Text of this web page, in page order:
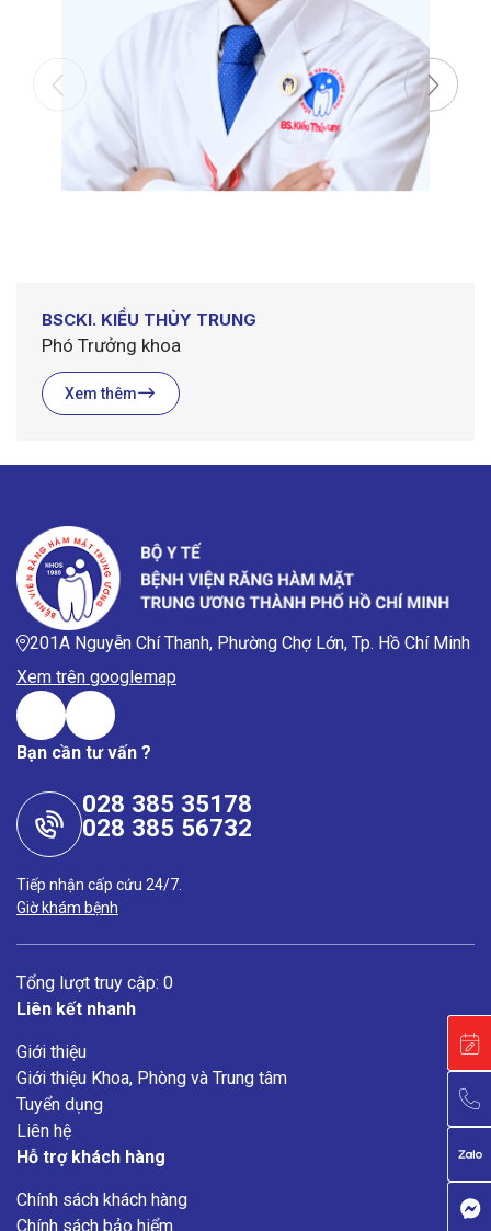
BSCKI. KIỀU THỦY TRUNG
Phó Trưởng khoa
Xem thêm
201A Nguyễn Chí Thanh, Phường Chợ Lớn, Tp. Hồ Chí Minh
Xem trên googlemap
Bạn cần tư vấn ?
028 385 35178
028 385 56732
Tiếp nhận cấp cứu 24/7.
Giờ khám bệnh
Tổng lượt truy cập: 0
Liên kết nhanh
Giới thiệu
Giới thiệu Khoa, Phòng và Trung tâm
Tuyển dụng
Liên hệ
Hỗ trợ khách hàng
Chính sách khách hàng
Chính sách bảo hiểm